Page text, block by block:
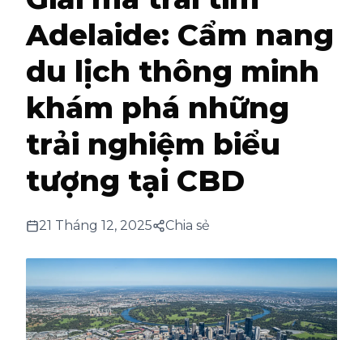
Adelaide: Cẩm nang
du lịch thông minh
khám phá những
trải nghiệm biểu
tượng tại CBD
21 Tháng 12, 2025 Chia sẻ